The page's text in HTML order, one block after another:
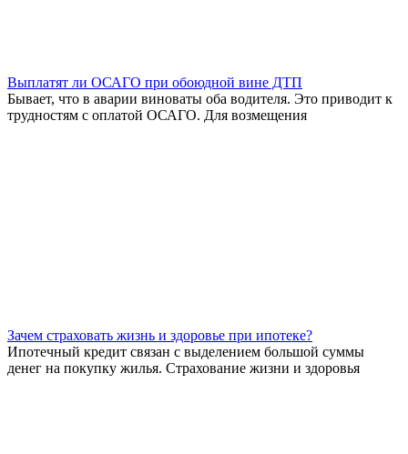
Выплатят ли ОСАГО при обоюдной вине ДТП
Бывает, что в аварии виноваты оба водителя. Это приводит к
трудностям с оплатой ОСАГО. Для возмещения
Зачем страховать жизнь и здоровье при ипотеке?
Ипотечный кредит связан с выделением большой суммы
денег на покупку жилья. Страхование жизни и здоровья